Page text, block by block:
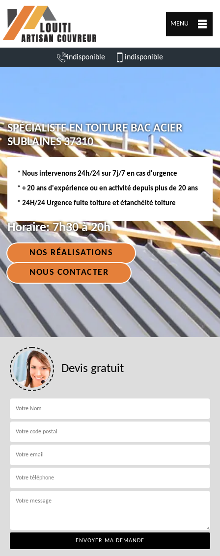
MENU
indisponible indisponible
SPÉCIALISTE EN TOITURE BAC ACIER
SUBLAINES 37310
* Nous intervenons 24h/24 sur 7j/7 en cas d'urgence
* + 20 ans d'expérience ou en activité depuis plus de 20 ans
* 24H/24 Urgence fuite toiture et étanchéité toiture
Horaire:7h30 à 20h
NOS RÉALISATIONS
NOUS CONTACTER
Devis gratuit